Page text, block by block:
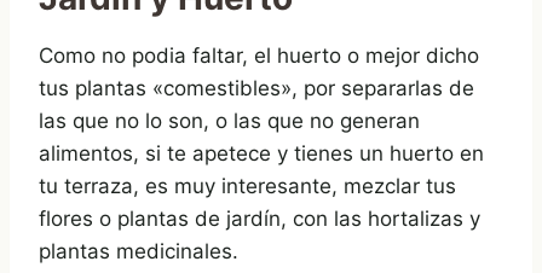
Como no podia faltar, el huerto o mejor dicho
tus plantas «comestibles», por separarlas de
las que no lo son, o las que no generan
alimentos, si te apetece y tienes un huerto en
tu terraza, es muy interesante, mezclar tus
flores o plantas de jardín, con las hortalizas y
plantas medicinales.